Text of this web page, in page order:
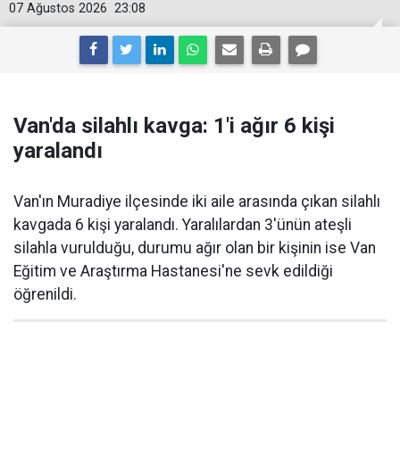
23:08
07 Ağustos 2026
Van'da silahlı kavga: 1'i ağır 6 kişi
yaralandı
Van'ın Muradiye ilçesinde iki aile arasında çıkan silahlı
kavgada 6 kişi yaralandı. Yaralılardan 3'ünün ateşli
silahla vurulduğu, durumu ağır olan bir kişinin ise Van
Eğitim ve Araştırma Hastanesi'ne sevk edildiği
öğrenildi.